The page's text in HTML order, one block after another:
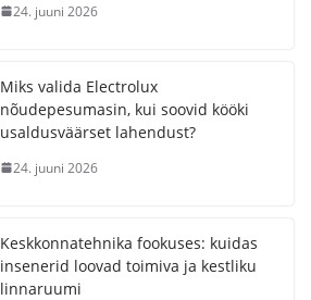
24. juuni 2026
Miks valida Electrolux
nõudepesumasin, kui soovid kööki
usaldusväärset lahendust?
24. juuni 2026
Keskkonnatehnika fookuses: kuidas
insenerid loovad toimiva ja kestliku
linnaruumi